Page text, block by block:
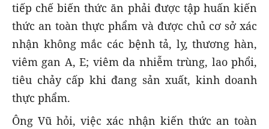
tiếp chế biến thức ăn phải được tập huấn kiến
thức an toàn thực phẩm và được chủ cơ sở xác
nhận không mắc các bệnh tả, lỵ, thương hàn,
viêm gan A, E; viêm da nhiễm trùng, lao phổi,
tiêu chảy cấp khi đang sản xuất, kinh doanh
thực phẩm.
Ông Vũ hỏi, việc xác nhận kiến thức an toàn